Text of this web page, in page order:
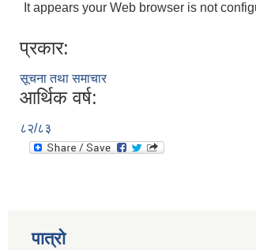
It appears your Web browser is not
प्रकार:
सूचना तथा समाचार
आर्थिक वर्ष:
८२/८३
पात्रो